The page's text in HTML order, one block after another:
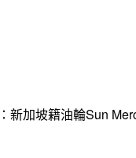
新加坡籍油輪Sun